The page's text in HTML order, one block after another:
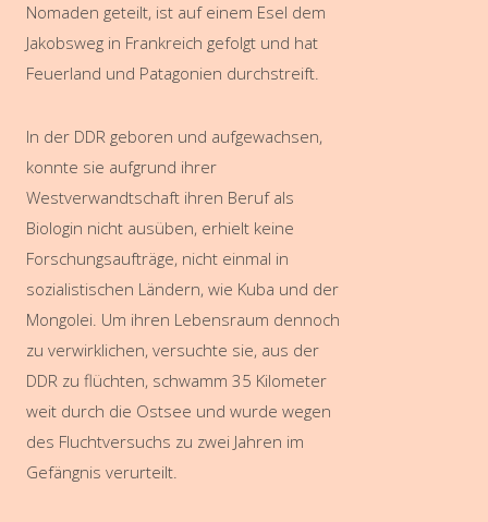
Nomaden geteilt, ist auf einem Esel dem
Jakobsweg in Frankreich gefolgt und hat
Feuerland und Patagonien durchstreift.
In der DDR geboren und aufgewachsen,
konnte sie aufgrund ihrer
Westverwandtschaft ihren Beruf als
Biologin nicht ausüben, erhielt keine
Forschungsaufträge, nicht einmal in
sozialistischen Ländern, wie Kuba und der
Mongolei. Um ihren Lebensraum dennoch
zu verwirklichen, versuchte sie, aus der
DDR zu flüchten, schwamm 35 Kilometer
weit durch die Ostsee und wurde wegen
des Fluchtversuchs zu zwei Jahren im
Gefängnis verurteilt.